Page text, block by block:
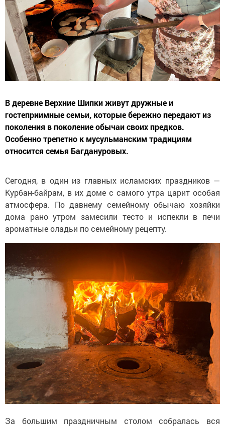
В деревне Верхние Шипки живут дружные и
гостеприимные семьи, которые бережно передают из
поколения в поколение обычаи своих предков.
Особенно трепетно к мусульманским традициям
относится семья Багдануровых.
Сегодня, в один из главных исламских праздников —
Курбан-байрам, в их доме с самого утра царит особая
атмосфера. По давнему семейному обычаю хозяйки
дома рано утром замесили тесто и испекли в печи
ароматные оладьи по семейному рецепту.
За большим праздничным столом собралась вся